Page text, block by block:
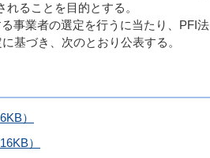
ることを目的とする。
事業者の選定を行うに当たり、PFI法
基づき、次のとおり公表する。
）
）